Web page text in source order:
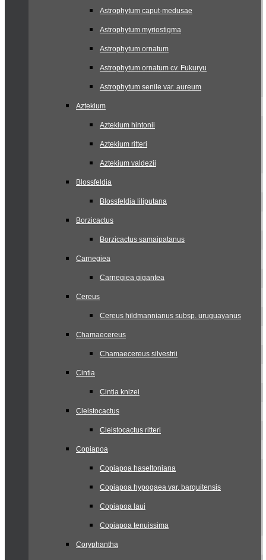
Astrophytum caput-medusae
Astrophytum myriostigma
Astrophytum ornatum
Astrophytum ornatum cv. Fukuryu
Astrophytum senile var. aureum
Aztekium
Aztekium hintonii
Aztekium ritteri
Aztekium valdezii
Blossfeldia
Blossfeldia liliputana
Borzicactus
Borzicactus samaipatanus
Carnegiea
Carnegiea gigantea
Cereus
Cereus hildmannianus subsp. uruguayanus
Chamaecereus
Chamaecereus silvestrii
Cintia
Cintia knizei
Cleistocactus
Cleistocactus ritteri
Copiapoa
Copiapoa haseltoniana
Copiapoa hypogaea var. barquitensis
Copiapoa laui
Copiapoa tenuissima
Coryphantha